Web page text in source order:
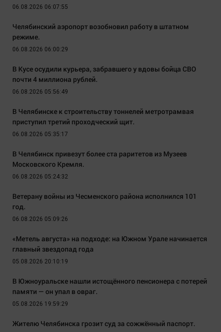
06.08.2026 06:07:55
Челябинский аэропорт возобновил работу в штатном
режиме.
06.08.2026 06:00:29
В Кусе осудили курьера, забравшего у вдовы бойца СВО
почти 4 миллиона рублей.
06.08.2026 05:56:49
В Челябинске к строительству тоннелей метротрамвая
приступил третий проходческий щит.
06.08.2026 05:35:17
В Челябинск привезут более ста раритетов из Музеев
Московского Кремля.
06.08.2026 05:24:32
Ветерану войны из Чесменского района исполнился 101
год.
06.08.2026 05:09:26
«Метель августа» на подходе: на Южном Урале начинается
главный звездопад года
05.08.2026 20:10:19
В Южноуральске нашли истощённого пенсионера с потерей
памяти — он упал в овраг.
05.08.2026 19:59:29
Жителю Челябинска грозит суд за сожжённый паспорт.